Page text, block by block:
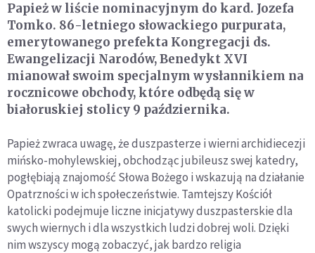
Papież w liście nominacyjnym do kard. Jozefa
Tomko. 86-letniego słowackiego purpurata,
emerytowanego prefekta Kongregacji ds.
Ewangelizacji Narodów, Benedykt XVI
mianował swoim specjalnym wysłannikiem na
rocznicowe obchody, które odbędą się w
białoruskiej stolicy 9 października.
Papież zwraca uwagę, że duszpasterze i wierni archidiecezji
mińsko-mohylewskiej, obchodząc jubileusz swej katedry,
pogłębiają znajomość Słowa Bożego i wskazują na działanie
Opatrzności w ich społeczeństwie. Tamtejszy Kościół
katolicki podejmuje liczne inicjatywy duszpasterskie dla
swych wiernych i dla wszystkich ludzi dobrej woli. Dzięki
nim wszyscy mogą zobaczyć, jak bardzo religia